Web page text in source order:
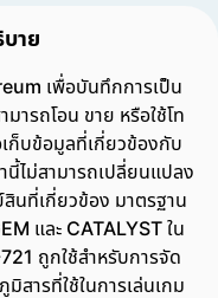
าย
เพื่อบันทึกการเป็น
มารถโอน ขาย หรือใช้โท
เก็บข้อมูลที่เกี่ยวข้องกับ
ไม่สามารถเปลี่ยนแปลง
นที่เกี่ยวข้อง มาตรฐาน
และ CATALYST ใน
ถูกใช้สำหรับการจัด
สารที่ใช้ในการเล่นเกม